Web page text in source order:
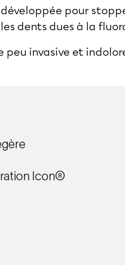
Icon®
pour
dents dues à la
peu invasive et